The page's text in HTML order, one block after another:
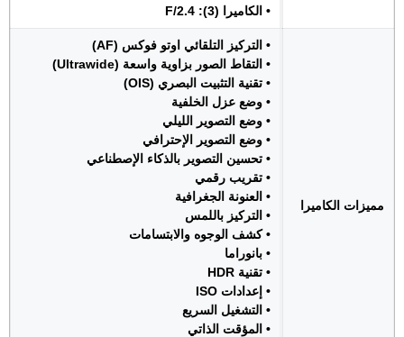
• الكاميرا (3): F/2.4
مميزات الكاميرا
• التركيز التلقائي اوتو فوكس (AF)
• التقاط الصور بزاوية واسعة (Ultrawide)
• تقنية التثبيت البصري (OIS)
• وضع عزل الخلفية
• وضع التصوير الليلي
• وضع التصوير الإحترافي
• تحسين التصوير بالذكاء الإصطناعي
• تقريب رقمي
• العنونة الجغرافية
• التركيز باللمس
• كشف الوجوه والابتسامات
• بانوراما
• تقنية HDR
• إعدادات ISO
• التشغيل السريع
• المؤقت الذاتي